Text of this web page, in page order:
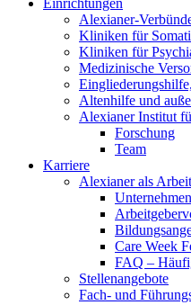
Einrichtungen
Alexianer-
Kliniken für
Kliniken für
Medizinische
Altenhilfe und
Alexianer Institut
Forschung
Team
Karriere
Alexianer als
Care Week
FAQ –
Stellenangebote
Fach- und